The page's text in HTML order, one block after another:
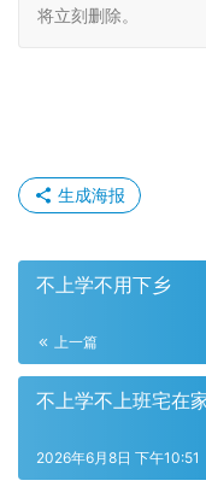
将立刻删除。
生成海报
不上学不用下乡
上一篇
不上学不上班宅在
2026年6月8日 下午10:51